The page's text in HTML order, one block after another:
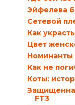
Эйфелева
Сетевой
Как
Цвет
Номинанты
Как не
Коты:
FT3